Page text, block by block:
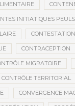
INITIATIQUES PEULS
CONTRACEPTION
MIGRATOIRE
CONTRÔLE TERRITORIAL
CONVERGENCE